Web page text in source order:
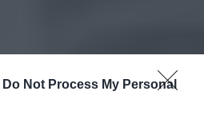
Do Not Process My Personal